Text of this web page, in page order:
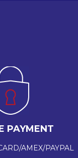
PAYMENT
AMEX/PAYPAL